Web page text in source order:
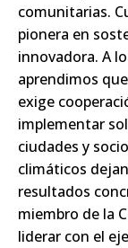
comunitarias.
pionera en
innovadora. A
aprendimos
exige
implementar
ciudades y
climáticos
resultados
miembro de la
liderar con el